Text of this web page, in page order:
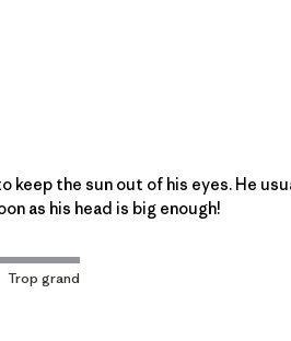
keep the sun out of his eyes. He
as his head is big enough!